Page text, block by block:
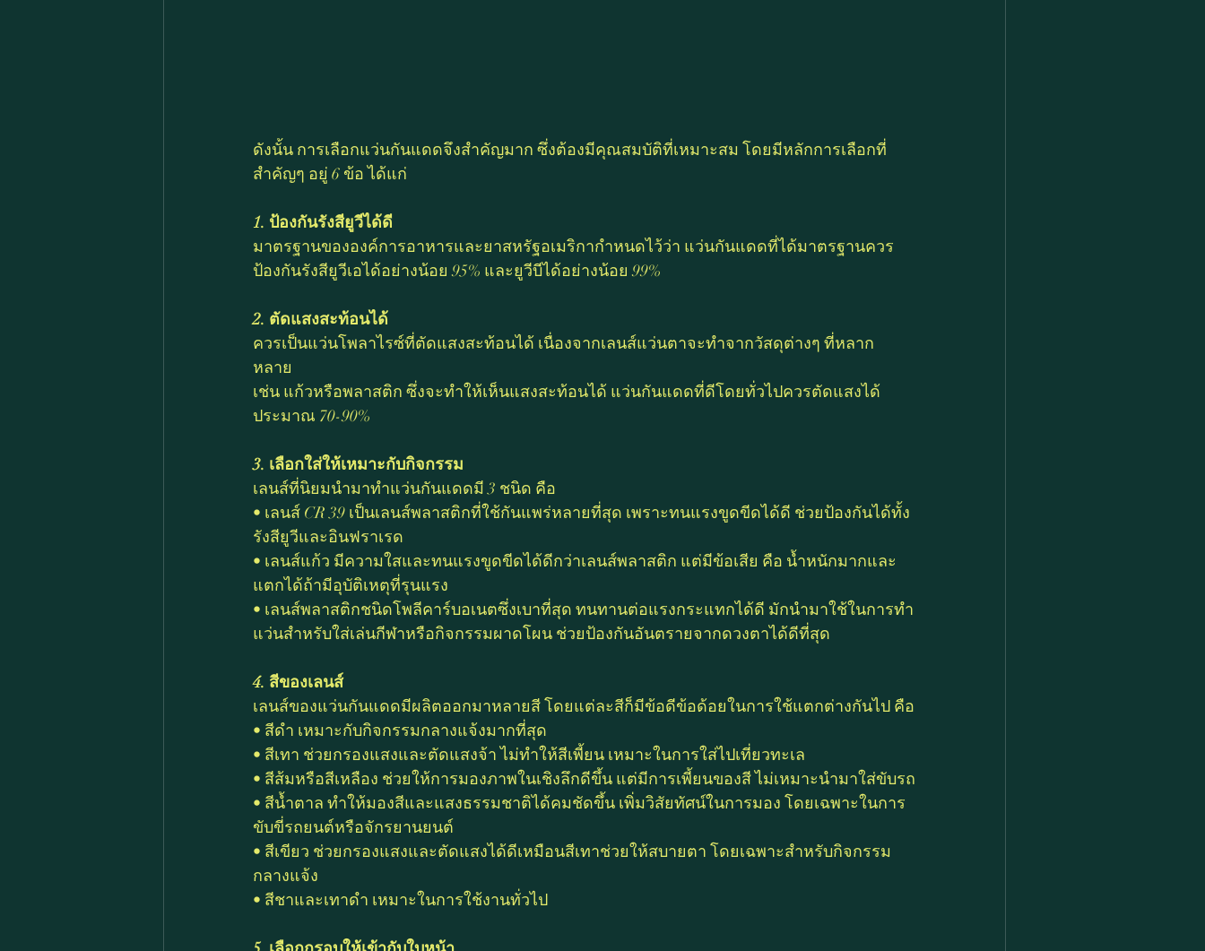
ดังนั้น การเลือกแว่นกันแดดจึงสำคัญมาก ซึ่งต้องมีคุณสมบัติที่เหมาะสม โดยมีหลักการเลือกที่
สำคัญๆ อยู่ 6 ข้อ ได้แก่
1. ป้องกันรังสียูวีได้ดี
มาตรฐานขององค์การอาหารและยาสหรัฐอเมริกากำหนดไว้ว่า แว่นกันแดดที่ได้มาตรฐานควร
ป้องกันรังสียูวีเอได้อย่างน้อย 95% และยูวีบีได้อย่างน้อย 99%
2. ตัดแสงสะท้อนได้
ควรเป็นแว่นโพลาไรซ์ที่ตัดแสงสะท้อนได้ เนื่องจากเลนส์แว่นตาจะทำจากวัสดุต่างๆ ที่หลาก
หลาย
เช่น แก้วหรือพลาสติก ซึ่งจะทำให้เห็นแสงสะท้อนได้ แว่นกันแดดที่ดีโดยทั่วไปควรตัดแสงได้
ประมาณ 70-90%
3. เลือกใส่ให้เหมาะกับกิจกรรม
เลนส์ที่นิยมนำมาทำแว่นกันแดดมี 3 ชนิด คือ
• เลนส์ CR 39 เป็นเลนส์พลาสติกที่ใช้กันแพร่หลายที่สุด เพราะทนแรงขูดขีดได้ดี ช่วยป้องกันได้ทั้ง
รังสียูวีและอินฟราเรด
• เลนส์แก้ว มีความใสและทนแรงขูดขีดได้ดีกว่าเลนส์พลาสติก แต่มีข้อเสีย คือ น้ำหนักมากและ
แตกได้ถ้ามีอุบัติเหตุที่รุนแรง
• เลนส์พลาสติกชนิดโพลีคาร์บอเนตซึ่งเบาที่สุด ทนทานต่อแรงกระแทกได้ดี มักนำมาใช้ในการทำ
แว่นสำหรับใส่เล่นกีฬาหรือกิจกรรมผาดโผน ช่วยป้องกันอันตรายจากดวงตาได้ดีที่สุด
4. สีของเลนส์
เลนส์ของแว่นกันแดดมีผลิตออกมาหลายสี โดยแต่ละสีก็มีข้อดีข้อด้อยในการใช้แตกต่างกันไป คือ
• สีดำ เหมาะกับกิจกรรมกลางแจ้งมากที่สุด
• สีเทา ช่วยกรองแสงและตัดแสงจ้า ไม่ทำให้สีเพี้ยน เหมาะในการใส่ไปเที่ยวทะเล
• สีส้มหรือสีเหลือง ช่วยให้การมองภาพในเชิงลึกดีขึ้น แต่มีการเพี้ยนของสี ไม่เหมาะนำมาใส่ขับรถ
• สีน้ำตาล ทำให้มองสีและแสงธรรมชาติได้คมชัดขึ้น เพิ่มวิสัยทัศน์ในการมอง โดยเฉพาะในการ
ขับขี่รถยนต์หรือจักรยานยนต์
• สีเขียว ช่วยกรองแสงและตัดแสงได้ดีเหมือนสีเทาช่วยให้สบายตา โดยเฉพาะสำหรับกิจกรรม
กลางแจ้ง
• สีชาและเทาดำ เหมาะในการใช้งานทั่วไป